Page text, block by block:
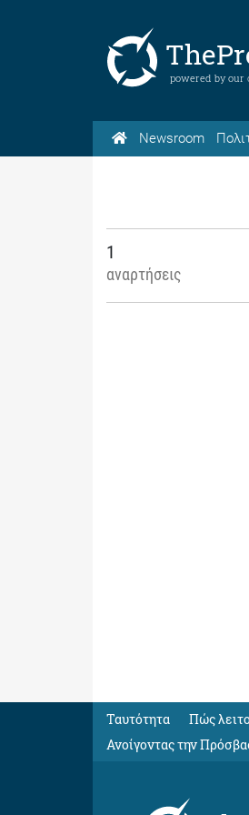
powered by our
Newsroom
1
αναρτήσεις
Ταυτότητα Πώς
Ανοίγοντας την